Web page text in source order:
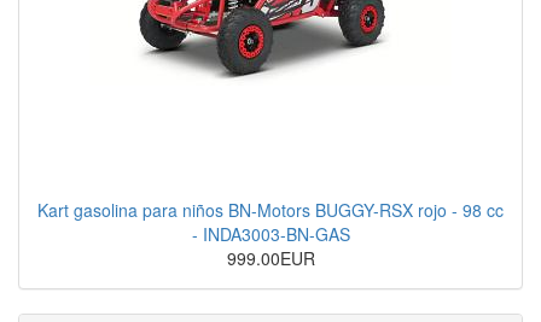
Kart gasolina para niños BN-Motors BUGGY-RSX rojo - 98 cc
- INDA3003-BN-GAS
999.00EUR